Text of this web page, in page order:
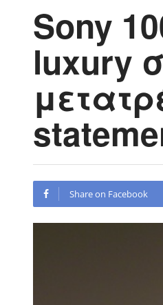
Sony
luxury
Share on Facebook